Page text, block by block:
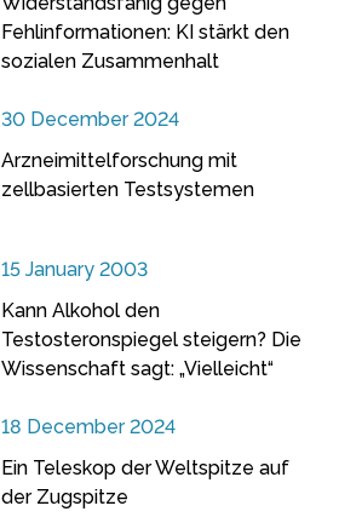
Fehlinformationen: KI stärkt den
sozialen Zusammenhalt
30 December 2024
Arzneimittelforschung mit
zellbasierten Testsystemen
15 January 2003
Kann Alkohol den
Testosteronspiegel steigern? Die
Wissenschaft sagt: „Vielleicht“
18 December 2024
Ein Teleskop der Weltspitze auf
der Zugspitze